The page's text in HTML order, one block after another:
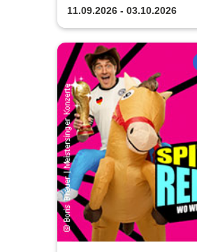
den Kuppeln
Theater u. d. Kuppeln
11.09.2026 - 03.10.2026